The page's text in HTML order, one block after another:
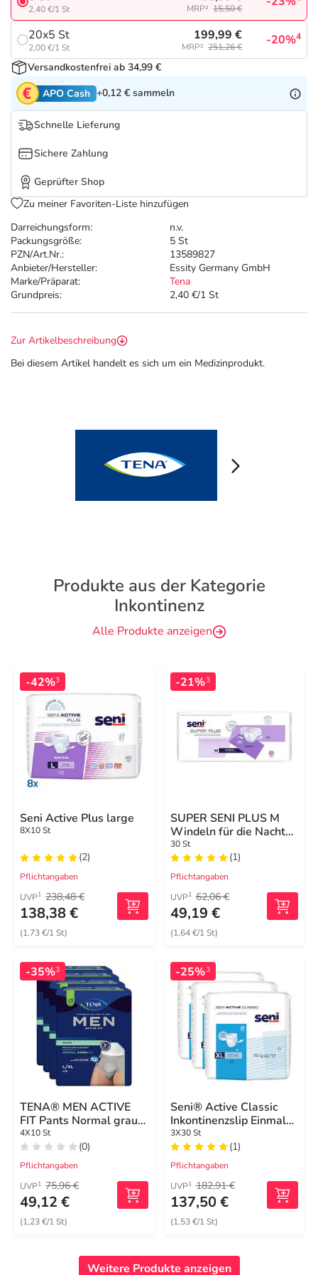
Tierapotheke
Vitamine & Mineralstoffe
Marken
Salus Deals
Darreichungsform:
n.v.
Packungsgröße:
5 St
PZN/Art.Nr.:
13589827
Anbieter/Hersteller:
Essity Germany GmbH
Marke/Präparat:
Tena
Grundpreis:
2,40 €/1 St
2,40 €/1 St MRP² 15,50 €
20x5 St
2,00 €/1 St
199,99 €
MRP² 251,26 € -20%4
Versandkostenfrei ab 34,99 €
APO Cash +0,12 € sammeln
Schnelle Lieferung
Sichere Zahlung
Geprüfter Shop
Zu meiner Favoriten-Liste hinzufügen
Zur Artikelbeschreibung
Bei diesem Artikel handelt es sich um ein Medizinprodukt.
Produkte aus der Kategorie
Inkontinenz
Alle Produkte anzeigen
-42%3
Seni Active Plus large
8X10 St
(2)
Pflichtangaben
UVP1 238,48 €
138,38 €
(1,73 €/1 St)
-21%3
SUPER SENI PLUS M
Windeln für die Nacht
für Erwachsene
30 St
(1)
Pflichtangaben
UVP1 62,06 €
49,19 €
(1,64 €/1 St)
-35%3
TENA® MEN ACTIVE
FIT Pants Normal grau
L/XL bei Inkontinenz
4X10 St
(0)
Pflichtangaben
UVP1 75,96 €
49,12 €
(1,23 €/1 St)
-25%3
Seni® Active Classic
Inkontinenzslip Einmal
XL
3X30 St
(1)
Pflichtangaben
UVP1 182,91 €
137,50 €
(1,53 €/1 St)
Weitere Produkte anzeigen